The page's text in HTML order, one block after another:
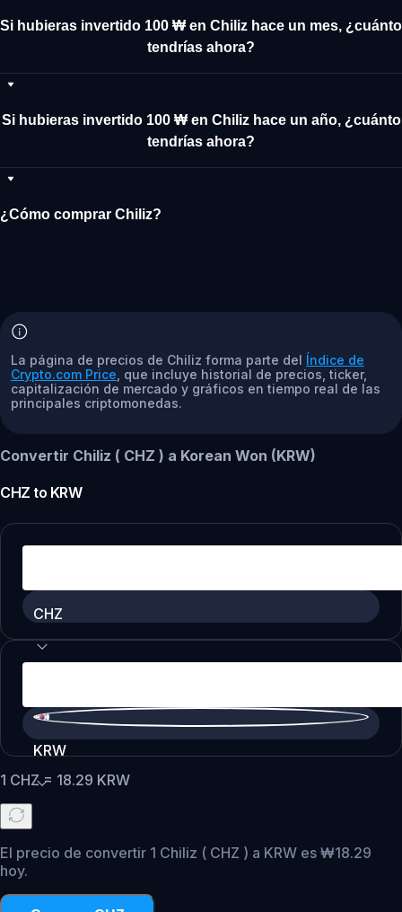
Si hubieras invertido 100 ₩ en Chiliz hace un mes, ¿cuánto
tendrías ahora?
Si hubieras invertido 100 ₩ en Chiliz hace un año, ¿cuánto
tendrías ahora?
¿Cómo comprar Chiliz?
La página de precios de Chiliz forma parte del Índice de
Crypto.com Price , que incluye historial de precios, ticker,
capitalización de mercado y gráficos en tiempo real de las
principales criptomonedas.
Convertir Chiliz ( CHZ ) a Korean Won (KRW)
CHZ to KRW
CHZ
KRW
1 CHZ= 18.29 KRW
El precio de convertir 1 Chiliz ( CHZ ) a KRW es ₩18.29
hoy.